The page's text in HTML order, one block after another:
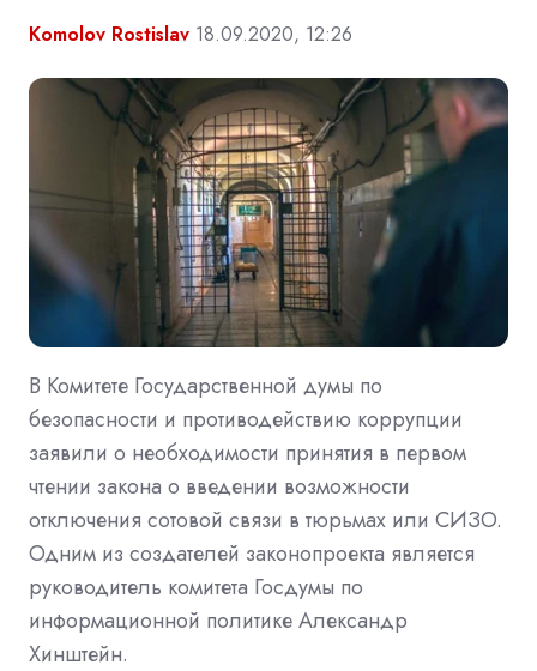
Komolov Rostislav 18.09.2020, 12:26
В Комитете Государственной думы по
безопасности и противодействию коррупции
заявили о необходимости принятия в первом
чтении закона о введении возможности
отключения сотовой связи в тюрьмах или СИЗО.
Одним из создателей законопроекта является
руководитель комитета Госдумы по
информационной политике Александр
Хинштейн.